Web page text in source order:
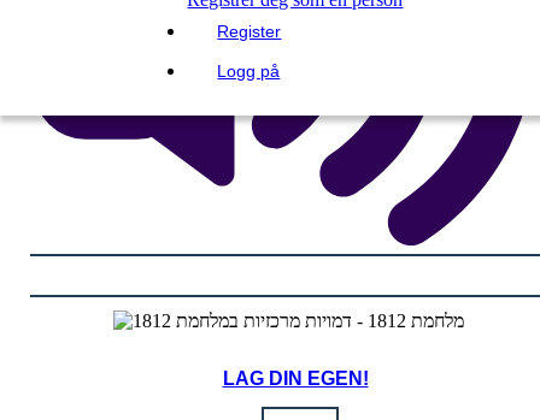
Register
Logg på
LAG DIN EGEN!